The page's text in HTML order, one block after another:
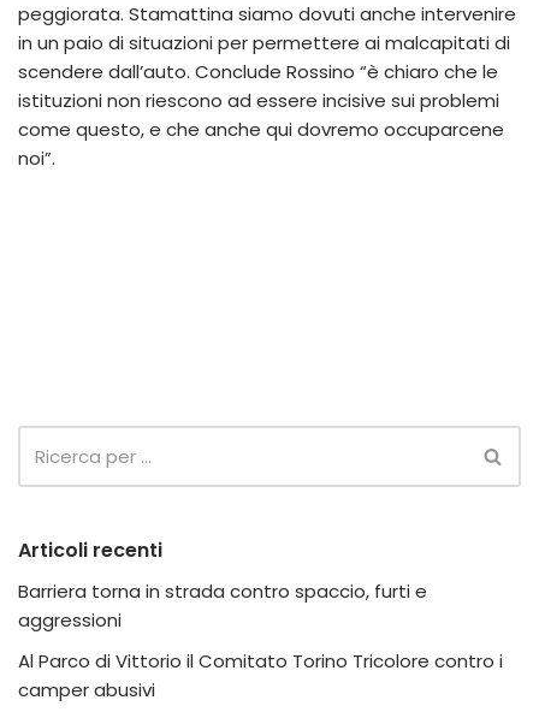
peggiorata. Stamattina siamo dovuti anche intervenire
in un paio di situazioni per permettere ai malcapitati di
scendere dall’auto. Conclude Rossino “è chiaro che le
istituzioni non riescono ad essere incisive sui problemi
come questo, e che anche qui dovremo occuparcene
noi”.
Articoli recenti
Barriera torna in strada contro spaccio, furti e
aggressioni
Al Parco di Vittorio il Comitato Torino Tricolore contro i
camper abusivi